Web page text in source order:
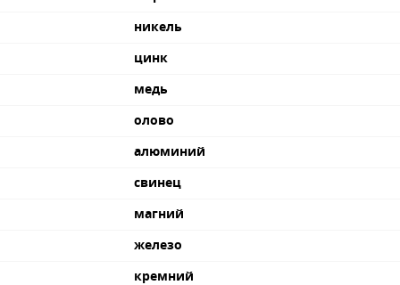
никель
цинк
медь
олово
алюминий
свинец
магний
железо
кремний